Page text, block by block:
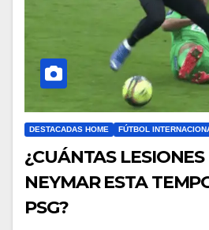
DESTACADAS HOME FÚTBOL
¿CUÁNTAS
NEYMAR ESTA
PSG?